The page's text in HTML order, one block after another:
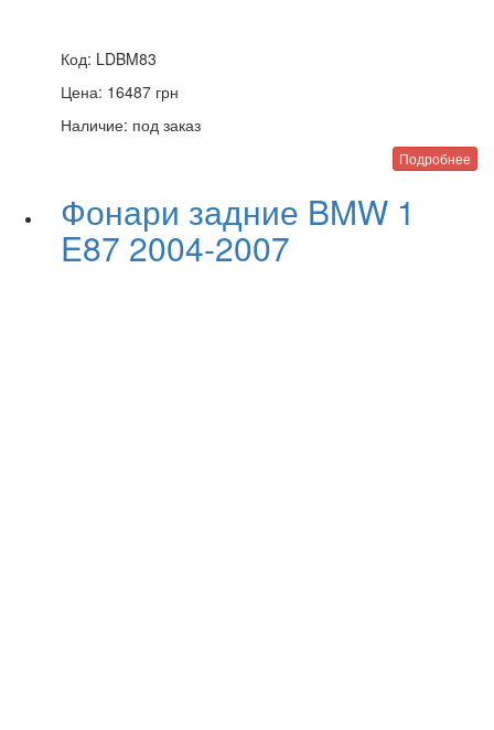
Код: LDBM83
Цена: 16487 грн
Наличие: под заказ
Подробнее
Фонари задние BMW 1
E87 2004-2007